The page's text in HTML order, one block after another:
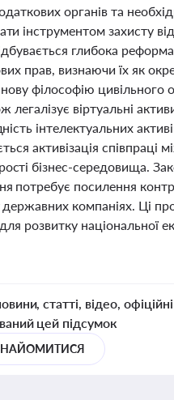
органів та
інструментом захисту
глибока
прав, визнаючи їх як
філософію цивільного
віртуальні
інтелектуальних
активізація
бізнес-середовища.
посилення
компаніях. Ці
розвитку національної
статті, відео,
цей підсумок